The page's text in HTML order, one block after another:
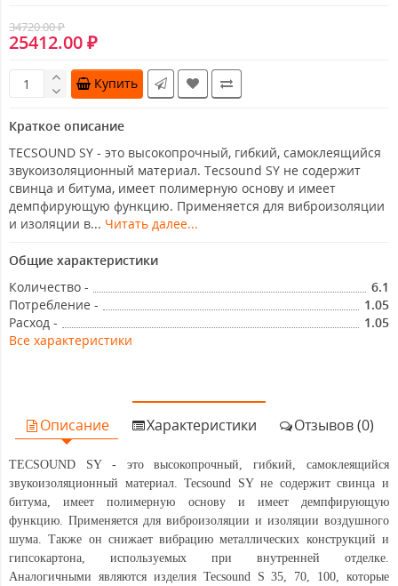
34720.00 ₽
25412.00 ₽
Купить
Краткое описание
TECSOUND SY - это высокопрочный, гибкий, самоклеящийся
звукоизоляционный материал. Tecsound SY не содержит
свинца и битума, имеет полимерную основу и имеет
демпфирующую функцию. Применяется для виброизоляции
и изоляции в... Читать далее...
Общие характеристики
Количество -
6.1
Потребление -
1.05
Расход -
1.05
Все характеристики
Описание Характеристики Отзывов (0)
TECSOUND SY - это высокопрочный, гибкий, самоклеящийся
звукоизоляционный материал. Tecsound SY не содержит свинца и
битума, имеет полимерную основу и имеет демпфирующую
функцию. Применяется для виброизоляции и изоляции воздушного
шума. Также он снижает вибрацию металлических конструкций и
гипсокартона, используемых при внутренней отделке.
Аналогичными являются изделия Tecsound S 35, 70, 100, которые